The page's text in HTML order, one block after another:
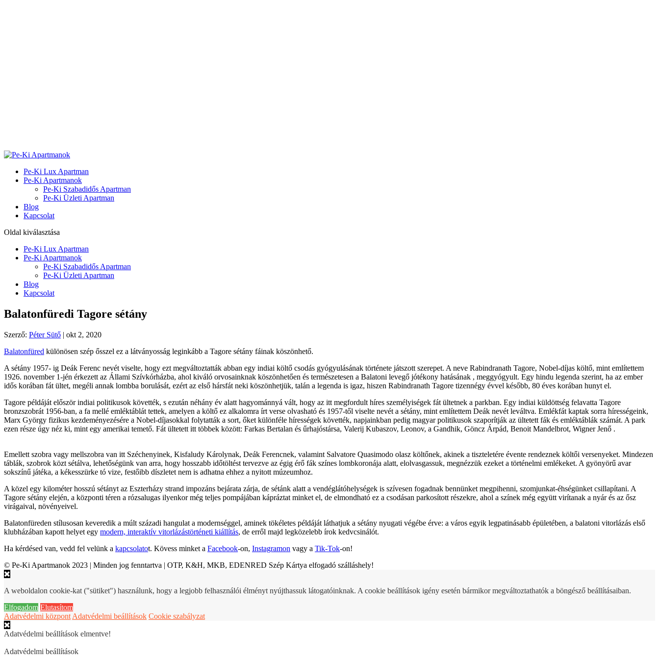
Pe-Ki Lux Apartman
Pe-Ki Apartmanok
Pe-Ki Szabadidős Apartman
Pe-Ki Üzleti Apartman
Blog
Kapcsolat
Oldal kiválasztása
Pe-Ki Lux Apartman
Pe-Ki Apartmanok
Pe-Ki Szabadidős Apartman
Pe-Ki Üzleti Apartman
Blog
Kapcsolat
Balatonfüredi Tagore sétány
Szerző: Péter Sütő | okt 2, 2020
Balatonfüred különösen szép ősszel ez a látványosság leginkább a Tagore sétány fáinak köszönhető.
A sétány 1957- ig Deák Ferenc nevét viselte, hogy ezt megváltoztatták abban egy indiai költő csodás gyógyulásának története játszott szerepet. A neve Rabindranath Tagore, Nobel-díjas költő, mint említettem
1926. november 1-jén érkezett az Állami Szívkórházba, ahol kiváló orvosainknak köszönhetően és természetesen a Balatoni levegő jótékony hatásának , meggyógyult. Egy hindu legenda szerint, ha az ember
idős korában fát ültet, megéli annak lombba borulását, ezért az első hársfát neki köszönhetjük, talán a legenda is igaz, hiszen Rabindranath Tagore tizennégy évvel később, 80 éves korában hunyt el.
Tagore példáját először indiai politikusok követték, s ezután néhány év alatt hagyománnyá vált, hogy az itt megfordult híres személyiségek fát ültetnek a parkban. Egy indiai küldöttség felavatta Tagore
bronzszobrát 1956-ban, a fa mellé emléktáblát tettek, amelyen a költő ez alkalomra írt verse olvasható és 1957-től viselte nevét a sétány, mint említettem Deák nevét leváltva. Emlékfát kaptak sorra hírességeink,
Marx György fizikus kezdeményezésére a Nobel-díjasokkal folytatták a sort, őket különféle hírességek követték, napjainkban pedig magyar politikusok szaporítják az ültetett fák és emléktáblák számát. A park
ezen része úgy néz ki, mint egy amerikai temető. Fát ültetett itt többek között: Farkas Bertalan és űrhajóstársa, Valerij Kubaszov, Leonov, a Gandhik, Göncz Árpád, Benoit Mandelbrot, Wigner Jenő .
Emellett szobra vagy mellszobra van itt Széchenyinek, Kisfaludy Károlynak, Deák Ferencnek, valamint Salvatore Quasimodo olasz költőnek, akinek a tiszteletére évente rendeznek költői versenyeket. Mindezen
táblák, szobrok közt sétálva, lehetőségünk van arra, hogy hosszabb időtöltést tervezve az égig érő fák színes lombkoronája alatt, elolvasgassuk, megnézzük ezeket a történelmi emlékeket. A gyönyörű avar
sokszínű játéka, a kékesszürke tó vize, festőibb díszletet nem is adhatna ehhez a nyitott múzeumhoz.
A közel egy kilométer hosszú sétányt az Eszterházy strand impozáns bejárata zárja, de sétánk alatt a vendéglátóhelységek is szívesen fogadnak bennünket megpihenni, szomjunkat-éhségünket csillapítani. A
Tagore sétány elején, a központi téren a rózsalugas ilyenkor még teljes pompájában kápráztat minket el, de elmondható ez a csodásan parkosított részekre, ahol a színek még együtt virítanak a nyár és az ősz
virágaival, növényeivel.
Balatonfüreden stílusosan keveredik a múlt századi hangulat a modernséggel, aminek tökéletes példáját láthatjuk a sétány nyugati végébe érve: a város egyik legpatinásabb épületében, a balatoni vitorlázás első
klubházában kapott helyet egy modern, interaktív vitorlázástörténeti kiállítás, de erről majd legközelebb írok kedvcsinálót.
Ha kérdésed van, vedd fel velünk a kapcsolatot. Kövess minket a Facebook-on, Instagramon vagy a Tik-Tok-on!
© Pe-Ki Apartmanok 2023 | Minden jog fenntartva | OTP, K&H, MKB, EDENRED Szép Kártya elfogadó szálláshely!
A weboldalon cookie-kat ("sütiket") használunk, hogy a legjobb felhasználói élményt nyújthassuk látogatóinknak. A cookie beállítások igény esetén bármikor megváltoztathatók a böngésző beállításaiban.
Elfogadom Elutasítom
Adatvédelmi központ Adatvédelmi beállítások Cookie szabályzat
Adatvédelmi beállítások elmentve!
Adatvédelmi beállítások